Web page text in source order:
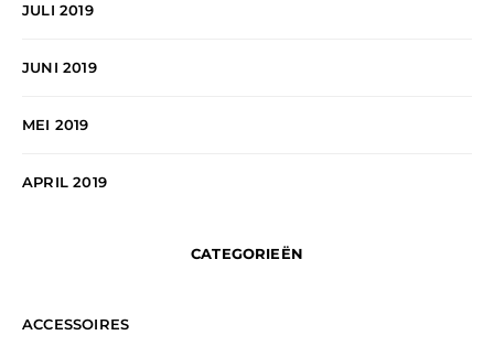
JULI 2019
JUNI 2019
MEI 2019
APRIL 2019
CATEGORIEËN
ACCESSOIRES